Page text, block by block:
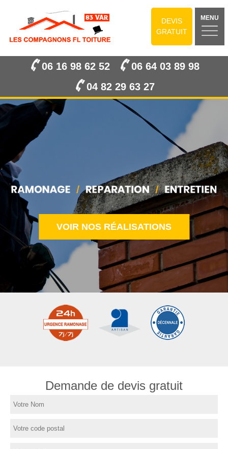
DEVIS
GRATUIT
MENU
06 16 98 62 52
06 64 03 89 98
04 82 29 63 27
VOIR NOS RÉALISATIONS
Demande de devis gratuit